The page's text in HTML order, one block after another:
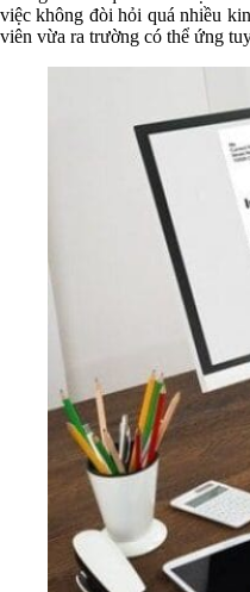
việc không đòi hỏi quá nhiều
viên vừa ra trường có thể ứng